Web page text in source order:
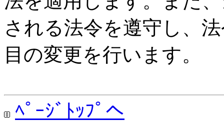
される法令を遵守し、
目の変更を行います。
ﾍﾟｰｼﾞﾄｯﾌﾟへ